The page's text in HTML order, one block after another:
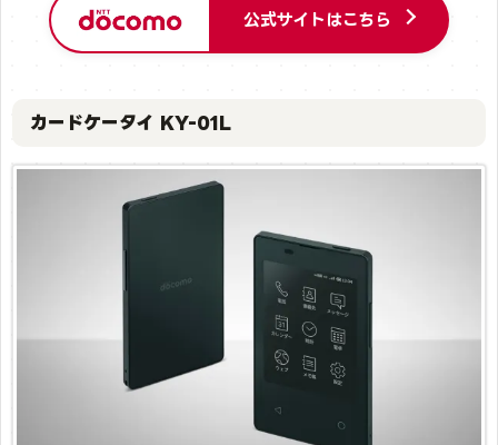
公式サイトはこちら
カードケータイ KY-01L